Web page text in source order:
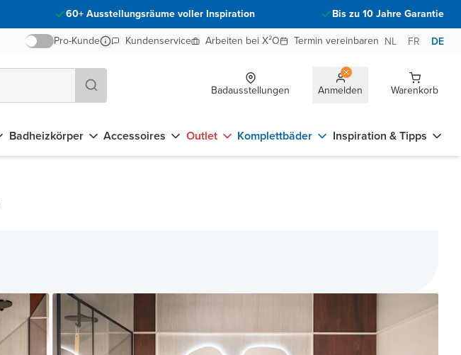
60+ Ausstellungsräume voller Inspiration
Bis zu 10 Jahre Garantie
Pro-Kunde
Kundenservice Arbeiten bei X²O Termin vereinbaren NL FR DE
Badausstellungen Anmelden Warenkorb
Badheizkörper Accessoires Outlet Komplettbäder Inspiration & Tipps